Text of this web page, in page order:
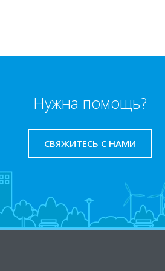
Нужна помощь?
СВЯЖИТЕСЬ С НАМИ